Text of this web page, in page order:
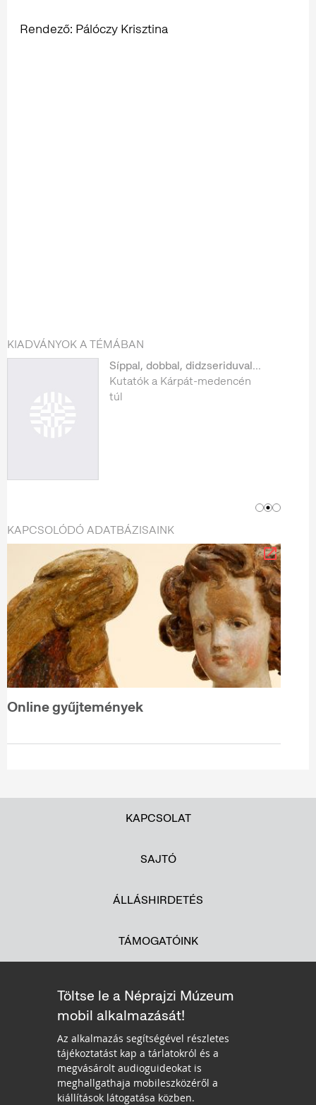
Rendező: Pálóczy Krisztina
KIADVÁNYOK A TÉMÁBAN
Síppal, dobbal, didzseriduval...
Kutatók a Kárpát-medencén
túl
KAPCSOLÓDÓ ADATBÁZISAINK
Online gyűjtemények
KAPCSOLAT
SAJTÓ
ÁLLÁSHIRDETÉS
TÁMOGATÓINK
Töltse le a Néprajzi Múzeum
mobil alkalmazását!
Az alkalmazás segítségével részletes
tájékoztatást kap a tárlatokról és a
megvásárolt audioguideokat is
meghallgathaja mobileszközéről a
kiállítások látogatása közben.